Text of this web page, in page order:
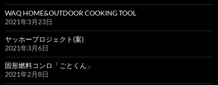
WAQ HOME&OUTDOOR COOKING TOOL
2021年3月23日
ヤッホープロジェクト(案)
2021年3月6日
固形燃料コンロ「ごとくん」
2021年2月8日